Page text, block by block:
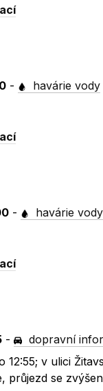
- havárie vody
- havárie vody
- dopravní
12:55; v ulici
průjezd se